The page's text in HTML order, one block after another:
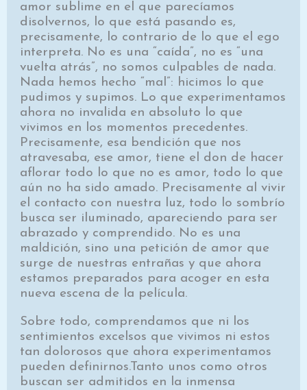
amor sublime en el que parecíamos
disolvernos, lo que está pasando es,
precisamente, lo contrario de lo que el ego
interpreta. No es una “caída”, no es “una
vuelta atrás”, no somos culpables de nada.
Nada hemos hecho “mal”: hicimos lo que
pudimos y supimos. Lo que experimentamos
ahora no invalida en absoluto lo que
vivimos en los momentos precedentes.
Precisamente, esa bendición que nos
atravesaba, ese amor, tiene el don de hacer
aflorar todo lo que no es amor, todo lo que
aún no ha sido amado. Precisamente al vivir
el contacto con nuestra luz, todo lo sombrío
busca ser iluminado, apareciendo para ser
abrazado y comprendido. No es una
maldición, sino una petición de amor que
surge de nuestras entrañas y que ahora
estamos preparados para acoger en esta
nueva escena de la película.
Sobre todo, comprendamos que ni los
sentimientos excelsos que vivimos ni estos
tan dolorosos que ahora experimentamos
pueden definirnos.Tanto unos como otros
buscan ser admitidos en la inmensa